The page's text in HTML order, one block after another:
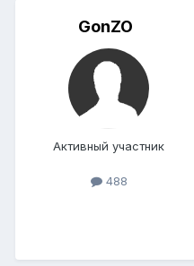
GonZO
Активный участник
488